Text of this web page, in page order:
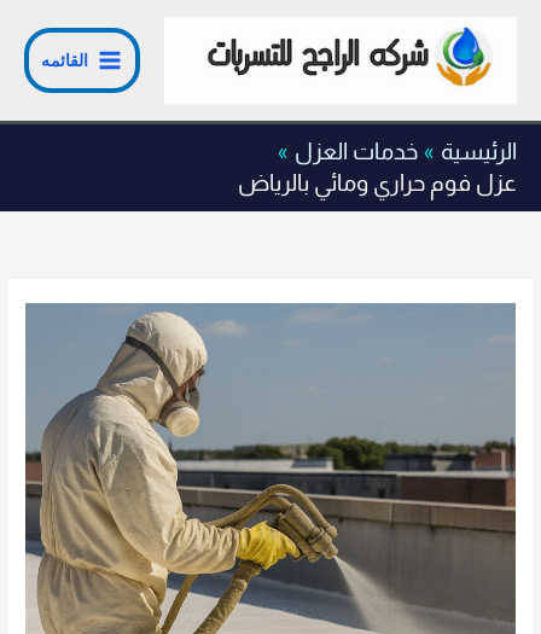
المحتوى
القائمه
الرئيسية
خدمات العزل
عزل فوم حراري ومائي بالرياض